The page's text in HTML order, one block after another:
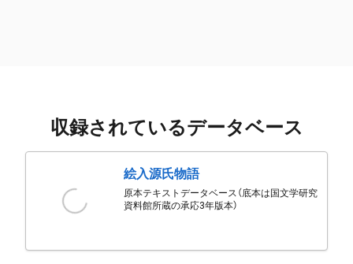
収録されているデータベース
絵入源氏物語
原本テキストデータベース（底本は国文学研究
資料館所蔵の承応3年版本）